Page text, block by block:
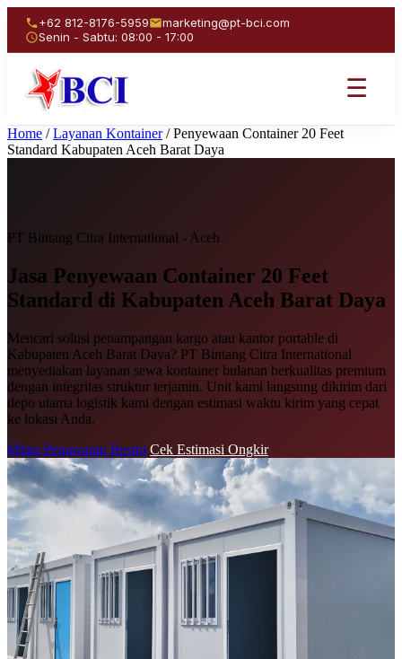
+62 812-8176-5959
marketing@pt-bci.com
Senin - Sabtu: 08:00 - 17:00
☰
Home / Layanan Kontainer / Penyewaan Container 20 Feet
Standard Kabupaten Aceh Barat Daya
PT Bintang Citra International - Aceh
Jasa Penyewaan Container 20 Feet
Standard di Kabupaten Aceh Barat Daya
Mencari solusi penampangan kargo atau kantor portable di
Kabupaten Aceh Barat Daya? PT Bintang Citra International
menyediakan layanan sewa kontainer bulanan berkualitas premium
dengan integritas struktur terjamin. Unit kami langsung dikirim dari
depo utama logistik kami dengan estimasi waktu kirim yang cepat
ke lokasi Anda.
Minta Penawaran Resmi Cek Estimasi Ongkir